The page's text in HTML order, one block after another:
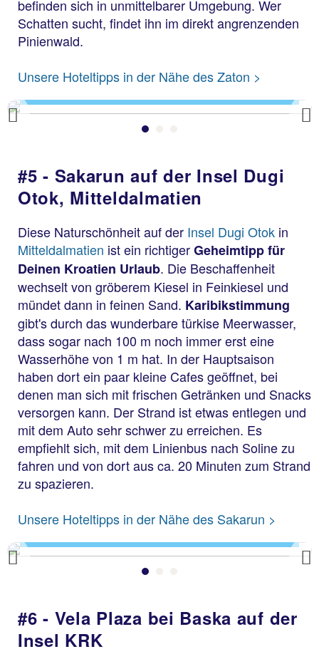
befinden sich in unmittelbarer Umgebung. Wer
Schatten sucht, findet ihn im direkt angrenzenden
Pinienwald.
Unsere Hoteltipps in der Nähe des Zaton >
Previous
Zaton
#5 - Sakarun auf der Insel Dugi
Otok, Mitteldalmatien
Diese Naturschönheit auf der Insel Dugi Otok in
Mitteldalmatien ist ein richtigerGeheimtipp für
Deinen Kroatien Urlaub. Die Beschaffenheit
wechselt von gröberem Kiesel in Feinkiesel und
mündet dann in feinen Sand. Karibikstimmung
gibt's durch das wunderbare türkise Meerwasser,
dass sogar nach 100 m noch immer erst eine
Wasserhöhe von 1 m hat. In der Hauptsaison
haben dort ein paar kleine Cafes geöffnet, bei
denen man sich mit frischen Getränken und Snacks
versorgen kann. Der Strand ist etwas entlegen und
mit dem Auto sehr schwer zu erreichen. Es
empfiehlt sich, mit dem Linienbus nach Soline zu
fahren und von dort aus ca. 20 Minuten zum Strand
zu spazieren.
Unsere Hoteltipps in der Nähe des Sakarun >
Previous
Sakarun
#6 - Vela Plaza bei Baska auf der
Insel KRK